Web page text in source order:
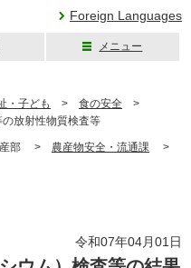
Foreign Languages
メニュー
・子ども > 食の安全 >
放射性物質検査等
部 > 農産物安全・流通課 >
令和07年04月01日